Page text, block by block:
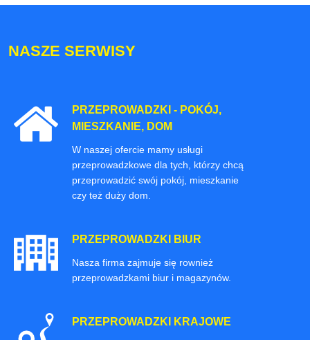
NASZE SERWISY
PRZEPROWADZKI - POKÓJ,
MIESZKANIE, DOM
W naszej ofercie mamy usługi
przeprowadzkowe dla tych, którzy chcą
przeprowadzić swój pokój, mieszkanie
czy też duży dom.
PRZEPROWADZKI BIUR
Nasza firma zajmuje się rownież
przeprowadzkami biur i magazynów.
PRZEPROWADZKI KRAJOWE